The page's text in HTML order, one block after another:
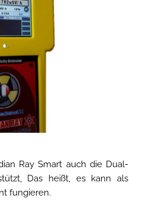
Ray Smart auch die Dual-
Das heißt, es kann als
fungieren.